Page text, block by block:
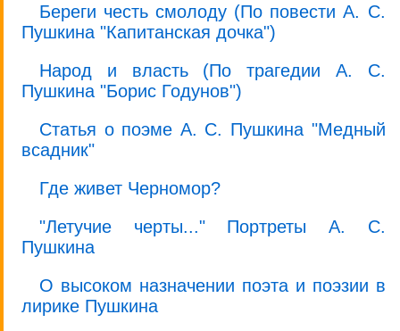
Береги честь смолоду (По повести А. С.
Пушкина "Капитанская дочка")
Народ и власть (По трагедии А. С.
Пушкина "Борис Годунов")
Статья о поэме А. С. Пушкина "Медный
всадник"
Где живет Черномор?
"Летучие черты..." Портреты А. С.
Пушкина
О высоком назначении поэта и поэзии в
лирике Пушкина